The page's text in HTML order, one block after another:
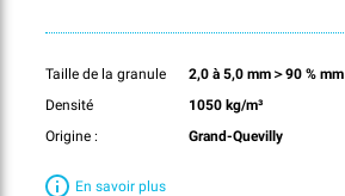
Taille de la granule
2,0 à 5,0 mm＞90 % mm
Densité
1050 kg/m³
Origine :
Grand-Quevilly
En savoir plus